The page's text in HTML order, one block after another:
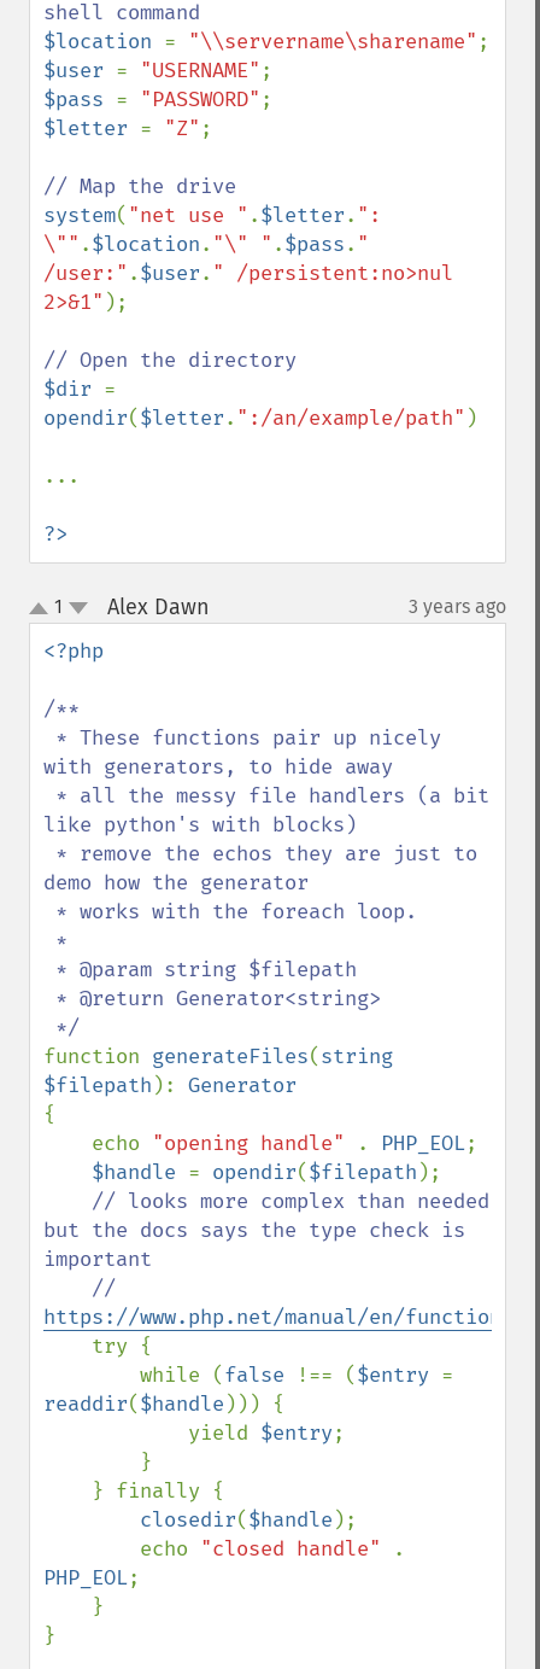
$location = "\\servername\sharename"
$user = "USERNAME"
$pass = "PASSWORD"
$letter = "Z" ;
system( "net use " .$letter. ":
\"" .$location. "\" " .$pass. "
/user:" .$user. " /persistent:no>nul
2>&1" );
$dir
opendir($letter. ":/an/example/path" )
...
?>
up
down
1 Alex Dawn 3 years ago
<?php
/**
with generators, to hide away
like python's with blocks)
demo how the generator
function generateFiles(string
$filepath ):
{
    echo
"opening handle" . PHP_EOL;
$handle = opendir($filepath );
// looks more complex than needed
but the docs says the type check is
important
https://www.php.net/manual/en/
try {
        while (
false !== ($entry
readdir($handle ))) {
            yield
$entry;
closedir($handle );
        echo
"closed handle"
PHP_EOL;
}